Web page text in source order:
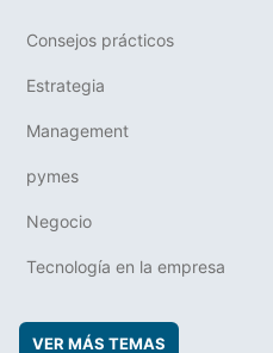
Consejos prácticos
Estrategia
Management
pymes
Negocio
Tecnología en la empresa
VER MÁS TEMAS